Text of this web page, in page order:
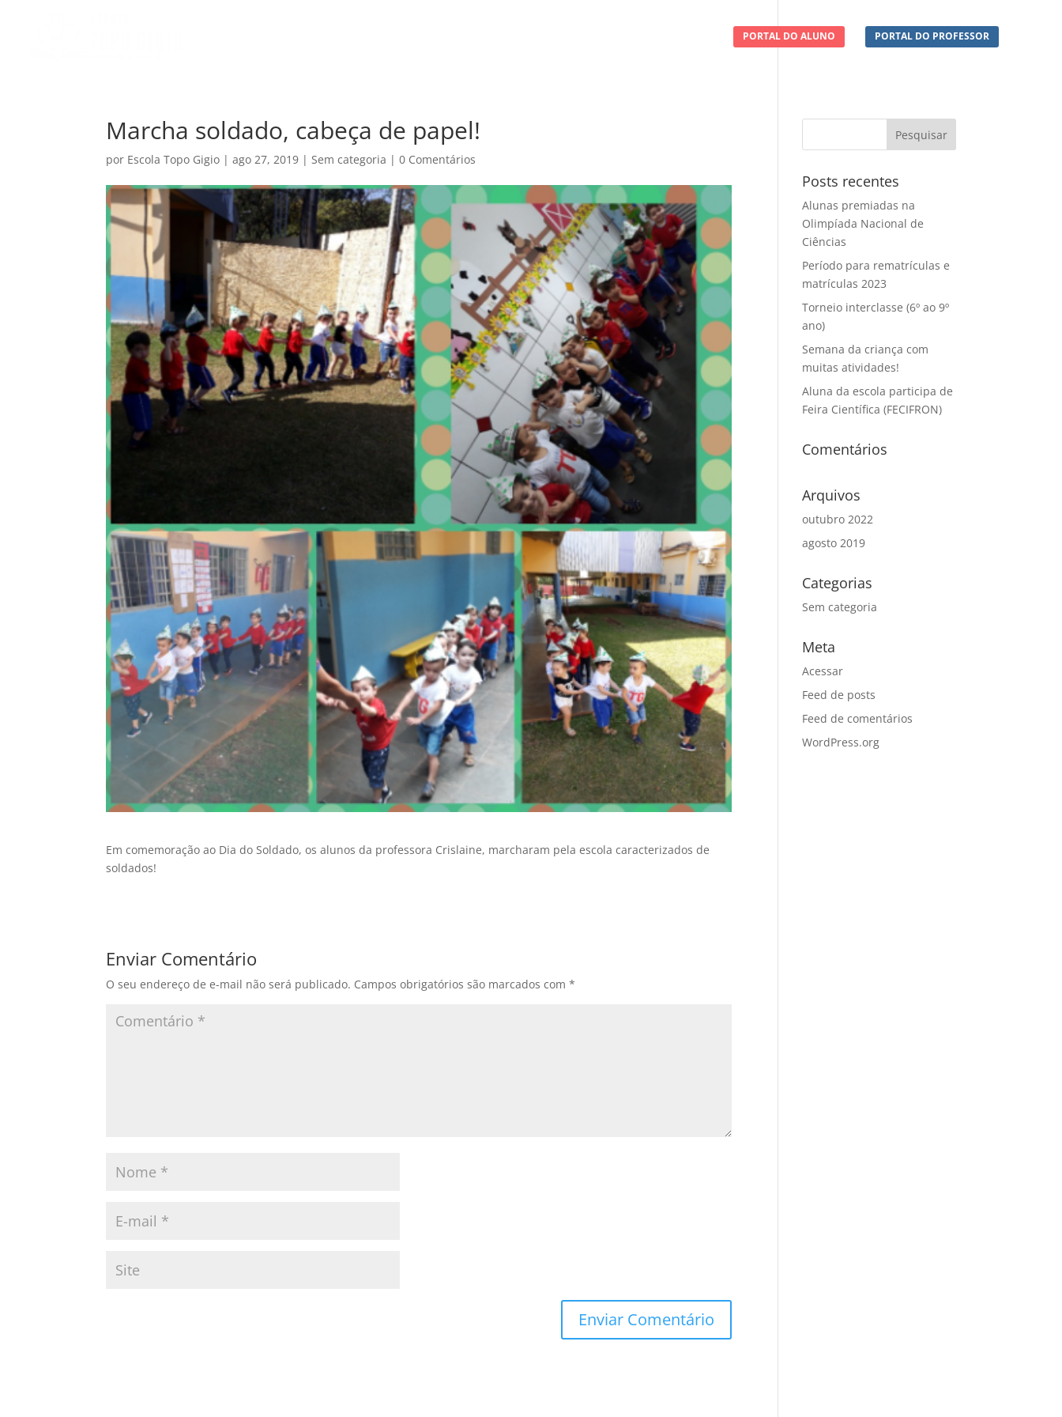
PORTAL DO ALUNO PORTAL DO PROFESSOR
Marcha soldado, cabeça de papel!
por Escola Topo Gigio |ago 27, 2019 |Sem categoria |0 Comentários
Em comemoração ao Dia do Soldado, os alunos da professora Crislaine, marcharam pela escola caracterizados de
soldados!
Enviar Comentário
O seu endereço de e-mail não será publicado. Campos obrigatórios são marcados com*
Posts recentes
Alunas premiadas na
Olimpíada Nacional de
Ciências
Período para rematrículas e
matrículas 2023
Torneio interclasse (6º ao 9º
ano)
Semana da criança com
muitas atividades!
Aluna da escola participa de
Feira Científica (FECIFRON)
Comentários
Arquivos
outubro 2022
agosto 2019
Categorias
Sem categoria
Meta
Acessar
Feed de posts
Feed de comentários
WordPress.org